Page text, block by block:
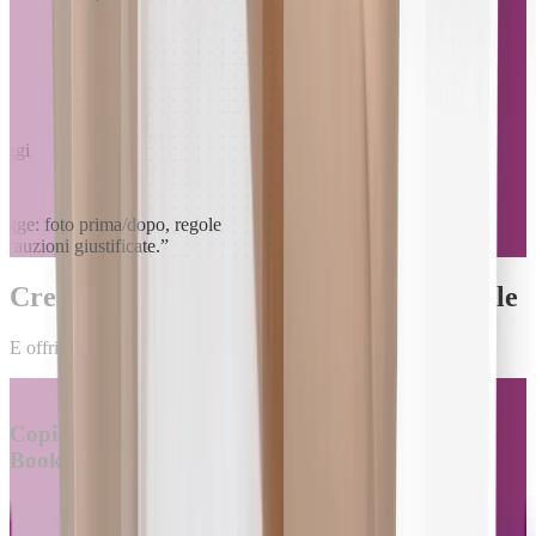
foto prima/dopo, regole
cauzioni giustificate.”
Crea il tuo manuale di benvenuto digitale
E offri tutti i tuoi servizi e le istruzioni in un unico posto
Copia e importa il link del tuo annuncio Airbnb o
Booking